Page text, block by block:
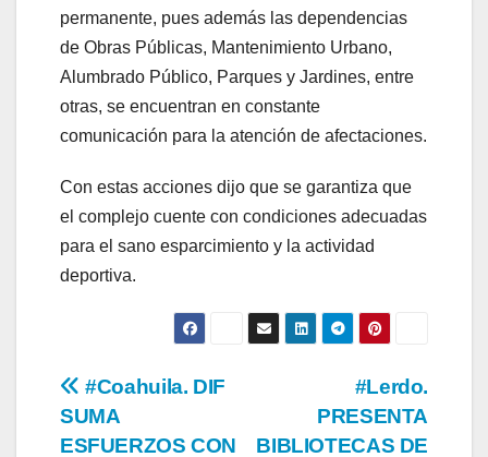
permanente, pues además las dependencias
de Obras Públicas, Mantenimiento Urbano,
Alumbrado Público, Parques y Jardines, entre
otras, se encuentran en constante
comunicación para la atención de afectaciones.
Con estas acciones dijo que se garantiza que
el complejo cuente con condiciones adecuadas
para el sano esparcimiento y la actividad
deportiva.
Navegación
de
#Lerdo.
PRESENTA
BIBLIOTECAS DE
#Coahuila. DIF
SUMA
ESFUERZOS CON